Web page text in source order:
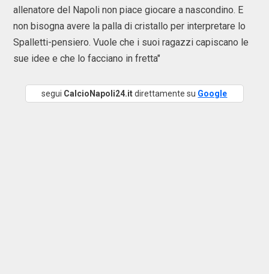
allenatore del Napoli non piace giocare a nascondino. E
non bisogna avere la palla di cristallo per interpretare lo
Spalletti-pensiero. Vuole che i suoi ragazzi capiscano le
sue idee e che lo facciano in fretta"
segui CalcioNapoli24.itdirettamente su Google